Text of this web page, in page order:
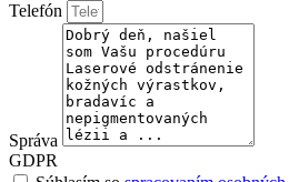
Telefón
Správa
GDPR